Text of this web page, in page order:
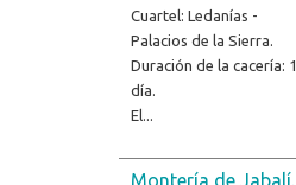
Cuartel: Ledanías -
Palacios de la Sierra.
Duración de la cacería: 1
día.
El...
Montería de Jabalí.